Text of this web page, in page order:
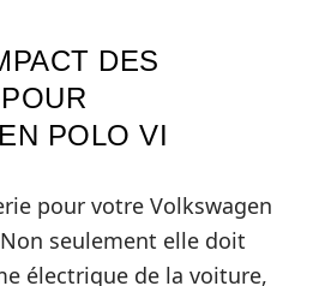
DES
POLO VI
pour votre Volkswagen
seulement elle doit
électrique de la voiture,